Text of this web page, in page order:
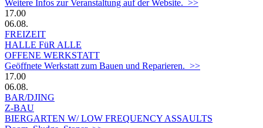
Weitere Infos zur Veranstaltung auf der Website. >>
17.00
06.08.
FREIZEIT
HALLE FüR ALLE
OFFENE WERKSTATT
Geöffnete Werkstatt zum Bauen und Reparieren. >>
17.00
06.08.
BAR/DJING
Z-BAU
BIERGARTEN W/ LOW FREQUENCY ASSAULTS